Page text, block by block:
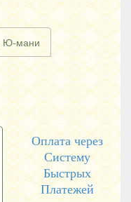
Ю-мани
Оплата через
Систему
Быстрых
Платежей